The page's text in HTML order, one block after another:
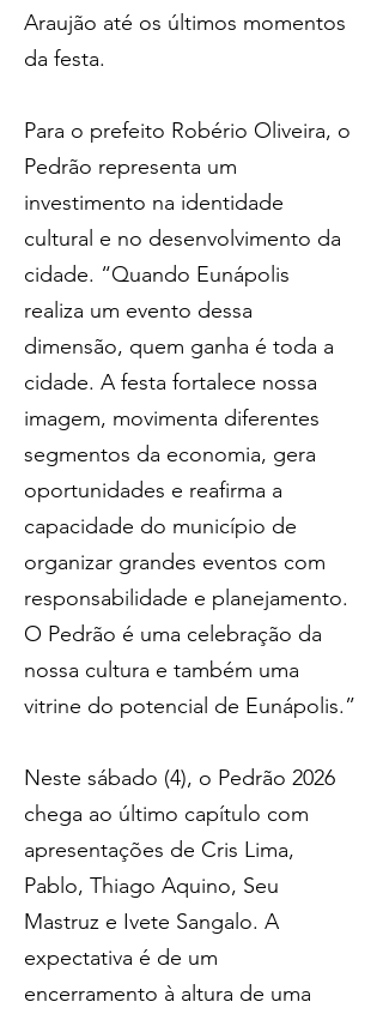
Araujão até os últimos momentos
da festa.
Para o prefeito Robério Oliveira, o
Pedrão representa um
investimento na identidade
cultural e no desenvolvimento da
cidade. “Quando Eunápolis
realiza um evento dessa
dimensão, quem ganha é toda a
cidade. A festa fortalece nossa
imagem, movimenta diferentes
segmentos da economia, gera
oportunidades e reafirma a
capacidade do município de
organizar grandes eventos com
responsabilidade e planejamento.
O Pedrão é uma celebração da
nossa cultura e também uma
vitrine do potencial de Eunápolis.”
Neste sábado (4), o Pedrão 2026
chega ao último capítulo com
apresentações de Cris Lima,
Pablo, Thiago Aquino, Seu
Mastruz e Ivete Sangalo. A
expectativa é de um
encerramento à altura de uma